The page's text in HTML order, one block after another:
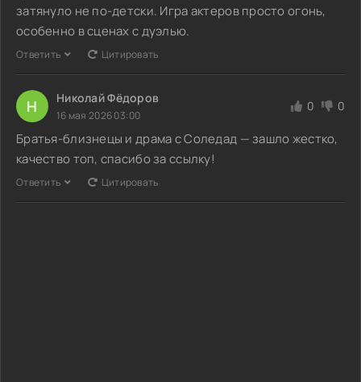
затянуло не по-детски. Игра актеров просто огонь,
особенно в сценах с дуэлью.
Ответить Цитировать
Н Николай Фёдоров
16 мая 2026 03:00
0 0
Братья-близнецы и драма с Соледад — зашло жестко,
качество топ, спасибо за ссылку!
Ответить Цитировать